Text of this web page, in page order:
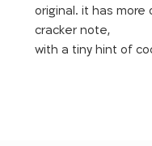
original. it has more
cracker note,
with a tiny hint of